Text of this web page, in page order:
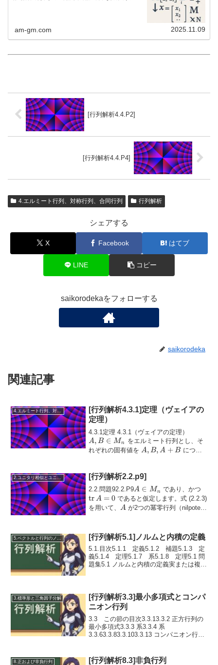
am-gm.com 2025.11.09
[行列解析4.4.P2]
[行列解析4.4.P4]
4.エルミート行列、対称行列、合同行列 行列解析
シェアする
X Facebook はてブ
LINE コピー
saikorodekaをフォローする
saikorodeka
関連記事
4.エルミート行列、対称行列、合同行列
[行列解析4.3.1]定理（ヴェイアの
定理）
4.3.1定理 4.3.1（ヴェイアの定理）
∈
M_n
A, B ∈ Mn
をエルミート行列とし、そ
れぞれの固有値をA, B,
A, B, A + B につい
2.ユニタリ相似とユニタリ同値 [行列解析2.2.p9]
2.2.問題92.2.P9A
\in
M_n
A ∈ Mn であり、かつ
= 0
tr A = 0 であると仮定します。式 (2.2.3)
を用いて、A
A が2つの冪零行列（nilpotent
[行列解析5.1]ノルムと内積の定義
5.1.目次5.1.1 定義5.1.2 補題5.1.3 定
義5.1.4 定理5.1.7 系5.1.8 定理5.1 問
題集5.1 ノルムと内積の定義実または複素
3.標準形と三角因子分解
[行列解析3.3]最小多項式とコンパ
ニオン行列
3.3 この節の目次3.3.13.3.2 正方行列の
最小多項式3.3.3 系3.3.4 系
3.3.63.3.83.3.103.3.13 コンパニオン行列
8.正および非負行列 [行列解析8.3]非負行列